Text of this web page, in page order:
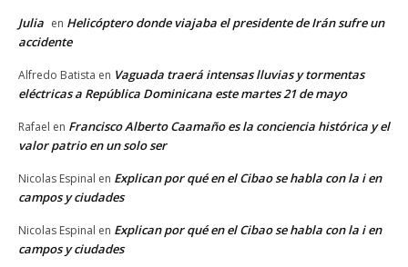
Julia en Helicóptero donde viajaba el presidente de Irán sufre un
accidente
Alfredo Batista en Vaguada traerá intensas lluvias y tormentas
eléctricas a República Dominicana este martes 21 de mayo
Rafael en Francisco Alberto Caamaño es la conciencia histórica y el
valor patrio en un solo ser
Nicolas Espinal en Explican por qué en el Cibao se habla con la i en
campos y ciudades
Nicolas Espinal en Explican por qué en el Cibao se habla con la i en
campos y ciudades